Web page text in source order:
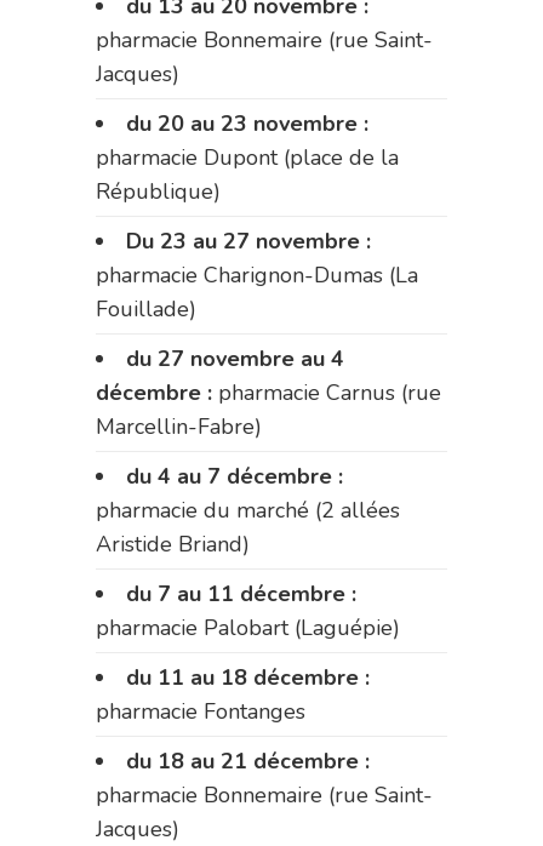
du 13 au 20 novembre :
pharmacie Bonnemaire (rue Saint-
Jacques)
du 20 au 23 novembre :
pharmacie Dupont (place de la
République)
Du 23 au 27 novembre :
pharmacie Charignon-Dumas (La
Fouillade)
du 27 novembre au 4
décembre : pharmacie Carnus (rue
Marcellin-Fabre)
du 4 au 7 décembre :
pharmacie du marché (2 allées
Aristide Briand)
du 7 au 11 décembre :
pharmacie Palobart (Laguépie)
du 11 au 18 décembre :
pharmacie Fontanges
du 18 au 21 décembre :
pharmacie Bonnemaire (rue Saint-
Jacques)